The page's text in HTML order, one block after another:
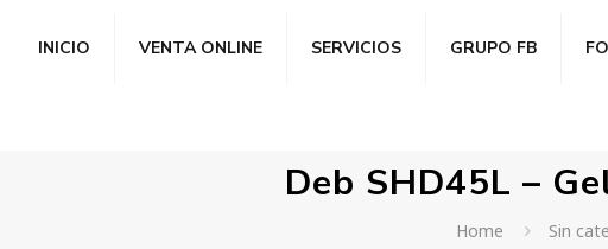
INICIO VENTA ONLINE SERVICIOS GRUPO FB
Deb SHD45L –
Home Sin